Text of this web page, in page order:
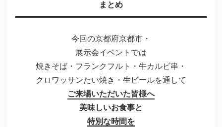
まとめ
今回の京都府京都市・
展示会イベントでは
焼きそば・フランクフルト・牛カルビ串・
クロワッサンたい焼き・生ビールを通して
ご来場いただいた皆様へ
美味しいお食事と
特別な時間を